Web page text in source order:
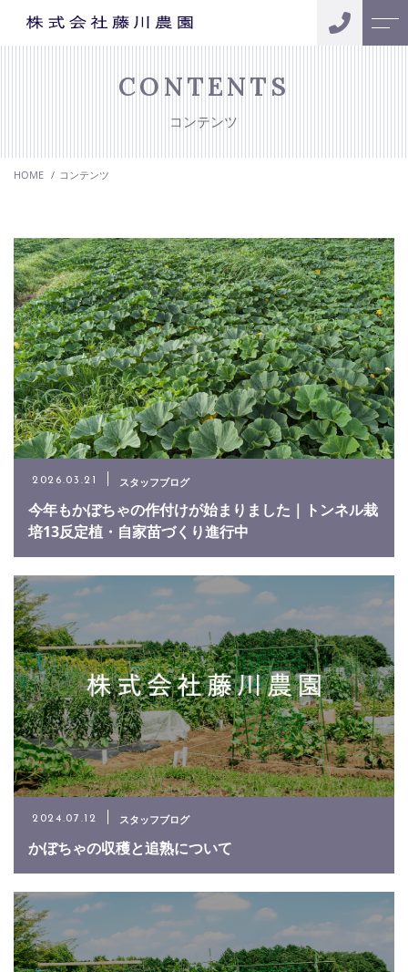
当社について
事業内容
水稲
よくある質問
お問い合わせ
0877-43-7715
メールでのお問い合わせ
CONTACT
CONTENTS
コンテンツ
HOME コンテンツ
2026.03.21 スタッフブログ
今年もかぼちゃの作付けが始まりました｜トンネル栽
培13反定植・自家苗づくり進行中
2024.07.12 スタッフブログ
かぼちゃの収穫と追熟について